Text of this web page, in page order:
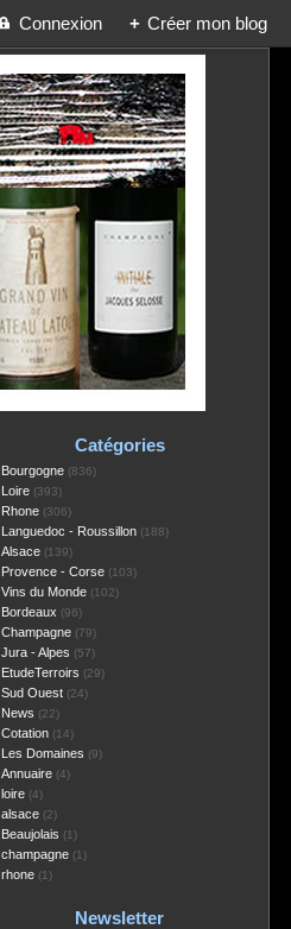
Connexion + Créer mon blog
Catégories
Bourgogne(836)
Loire(393)
Rhone(306)
Languedoc - Roussillon(188)
Alsace(139)
Provence - Corse(103)
Vins du Monde(102)
Bordeaux (96)
Champagne(79)
Jura - Alpes (57)
EtudeTerroirs (29)
Sud Ouest(24)
News (22)
Cotation(14)
Les Domaines (9)
Annuaire(4)
loire(4)
alsace(2)
Beaujolais (1)
champagne(1)
rhone(1)
Newsletter